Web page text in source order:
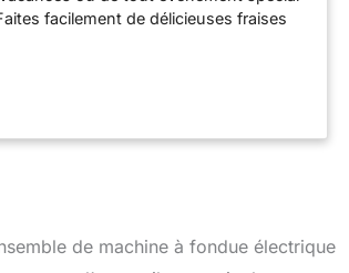
facilement de délicieuses fraises
et de fusion : profitez de deux
– pour avoir une fondue constante
de couleur assortie pour tremper
préféré pour Thanksgiving, Noël, Noël
de machine à fondue électrique